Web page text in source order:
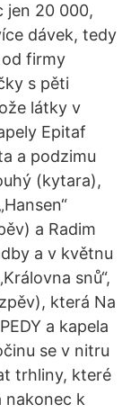
jen 20 000,
dávek, tedy
firmy
s pěti
látky v
Epitaf
a podzimu
(kytara),
a Radim
a v květnu
snů“,
která Na
a kapela
se v nitru
trhliny, které
nakonec k